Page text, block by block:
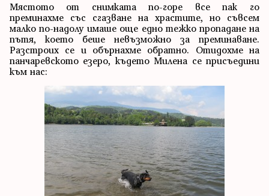
Мястото от снимката по-горе все пак го
преминахме със сгазване на храстите, но съвсем
малко по-надолу имаше още едно тежко пропадане на
пътя, което беше невъзможно за преминаване.
Разстроих се и обърнахме обратно. Отидохме на
панчаревското езеро, където Милена се присъедини
към нас: